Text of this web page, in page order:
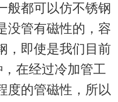
般都可以仿不锈钢
没管有磁性的，容
，即使是我们目前
在经过冷加管工
度的管磁性，所以